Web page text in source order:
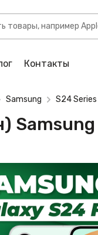
Контакты
Galaxy S24 FE
Samsung S24 Series